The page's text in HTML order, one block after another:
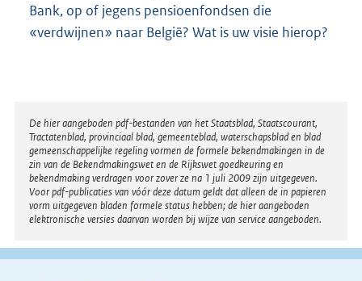
Bank, op of jegens pensioenfondsen die
«verdwijnen» naar België? Wat is uw visie hierop?
Disclaimer
De hier aangeboden pdf-bestanden van het Staatsblad, Staatscourant,
Tractatenblad, provinciaal blad, gemeenteblad, waterschapsblad en blad
gemeenschappelijke regeling vormen de formele bekendmakingen in de
zin van de Bekendmakingswet en de Rijkswet goedkeuring en
bekendmaking verdragen voor zover ze na 1 juli 2009 zijn uitgegeven.
Voor pdf-publicaties van vóór deze datum geldt dat alleen de in papieren
vorm uitgegeven bladen formele status hebben; de hier aangeboden
elektronische versies daarvan worden bij wijze van service aangeboden.